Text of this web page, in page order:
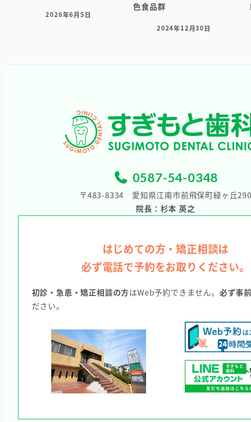
投稿日
2026年6月5日
色食品群
投稿日
2024年12月30日
0587-54-0348
〒483-8334 愛知県江南市前飛保町緑ヶ丘290
院長：杉本 英之
はじめての方・矯正相談は
必ず電話で予約をお取りください。
初診・急患・矯正相談の方はWeb予約できません。 必ず事
ださい。